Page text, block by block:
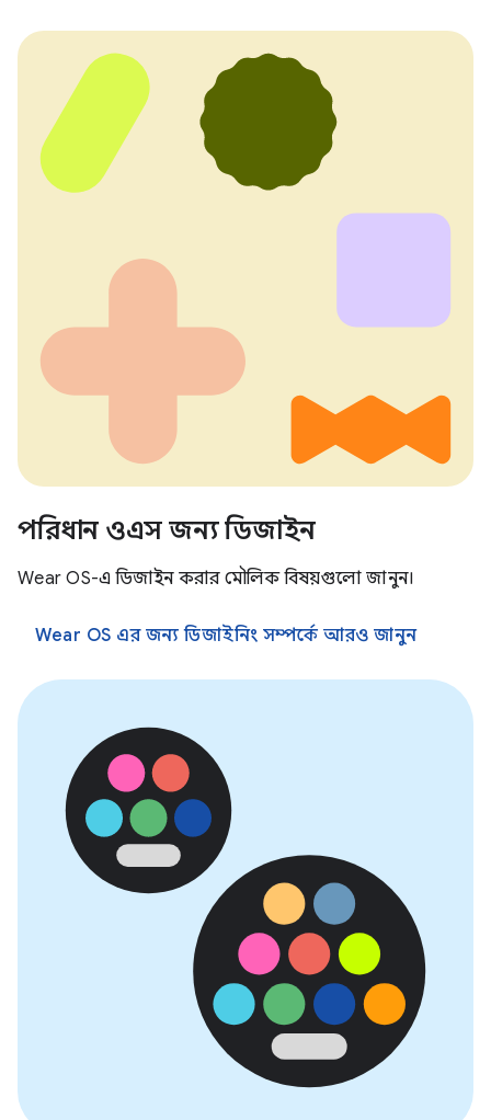
পরিধান ওএস জন্য ডিজাইন
Wear OS-এ ডিজাইন করার মৌলিক বিষয়গুলো জানুন।
Wear OS এর জন্য ডিজাইনিং সম্পর্কে আরও জানুন